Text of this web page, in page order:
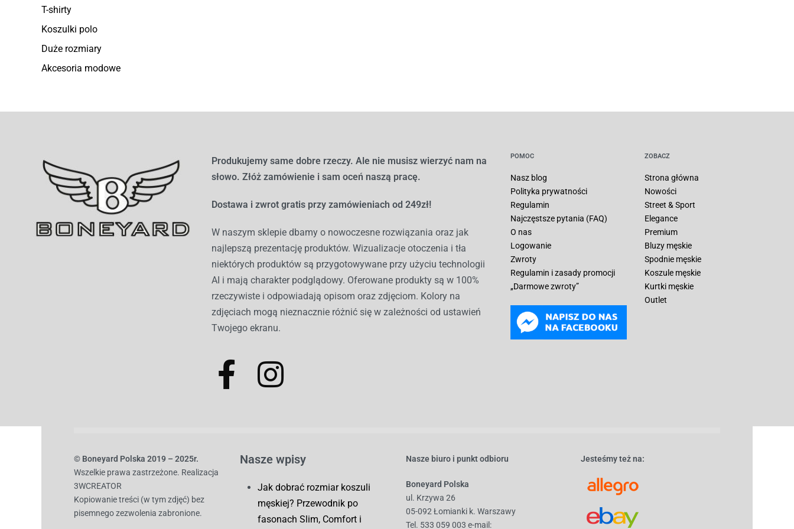
T-shirty
Koszulki polo
Duże rozmiary
Akcesoria modowe
Produkujemy same dobre rzeczy. Ale nie musisz wierzyć nam na
słowo. Złóż zamówienie i sam oceń naszą pracę.
Dostawa i zwrot gratis przy zamówieniach od 249zł!
W naszym sklepie dbamy o nowoczesne rozwiązania oraz jak
najlepszą prezentację produktów. Wizualizacje otoczenia i tła
niektórych produktów są przygotowywane przy użyciu technologii
AI i mają charakter podglądowy. Oferowane produkty są w 100%
rzeczywiste i odpowiadają opisom oraz zdjęciom. Kolory na
zdjęciach mogą nieznacznie różnić się w zależności od ustawień
Twojego ekranu.
POMOC
Nasz blog
Polityka prywatności
Regulamin
Najczęstsze pytania (FAQ)
O nas
Logowanie
Zwroty
Regulamin i zasady promocji
„Darmowe zwroty”
ZOBACZ
Strona główna
Nowości
Street & Sport
Elegance
Premium
Bluzy męskie
Spodnie męskie
Koszule męskie
Kurtki męskie
Outlet
© Boneyard Polska 2019 – 2025r.
Wszelkie prawa zastrzeżone. Realizacja
3WCREATOR
Kopiowanie treści (w tym zdjęć) bez
pisemnego zezwolenia zabronione.
Nasze wpisy
Jak dobrać rozmiar koszuli
męskiej? Przewodnik po
fasonach Slim, Comfort i
Nasze biuro i punkt odbioru
Boneyard Polska
ul. Krzywa 26
05-092 Łomianki k. Warszawy
Tel. 533 059 003 e-mail:
Jesteśmy też na: